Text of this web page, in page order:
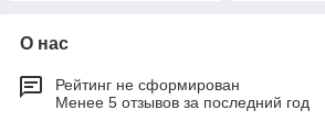
О нас
Рейтинг не сформирован
Менее 5 отзывов за последний год